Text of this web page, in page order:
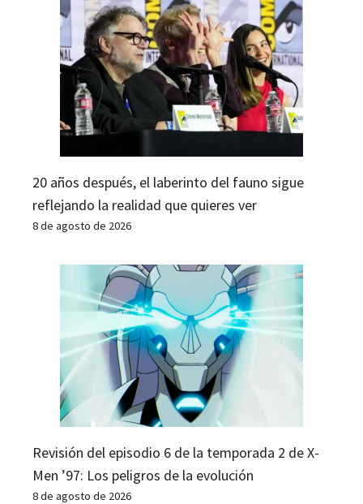
20 años después, el laberinto del fauno sigue
reflejando la realidad que quieres ver
8 de agosto de 2026
Revisión del episodio 6 de la temporada 2 de X-
Men ’97: Los peligros de la evolución
8 de agosto de 2026